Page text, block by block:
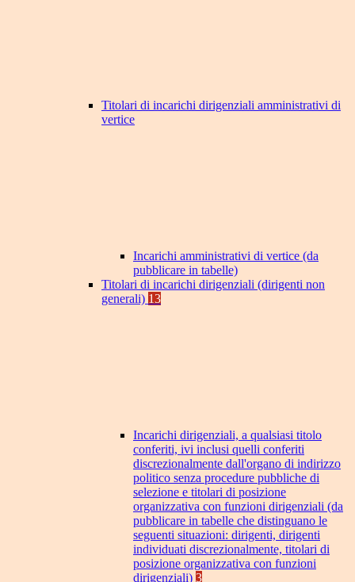
Titolari di incarichi dirigenziali amministrativi di
vertice
Incarichi amministrativi di vertice (da
pubblicare in tabelle)
Titolari di incarichi dirigenziali (dirigenti non
generali) 13
Incarichi dirigenziali, a qualsiasi titolo
conferiti, ivi inclusi quelli conferiti
discrezionalmente dall'organo di indirizzo
politico senza procedure pubbliche di
selezione e titolari di posizione
organizzativa con funzioni dirigenziali (da
pubblicare in tabelle che distinguano le
seguenti situazioni: dirigenti, dirigenti
individuati discrezionalmente, titolari di
posizione organizzativa con funzioni
dirigenziali) 3